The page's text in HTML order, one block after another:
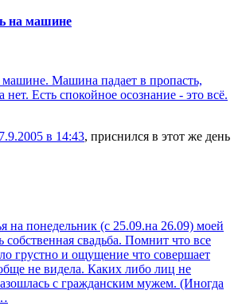
на машине
Машина падает в пропасть,
Есть спокойное осознание - это всё.
в 14:43, приснился в этот же день
на понедельник (с 25.09.на 26.09) моей
собственная свадьба. Помнит что все
грустно и ощущение что совершает
не видела. Каких либо лиц не
с гражданским мужем. (Иногда